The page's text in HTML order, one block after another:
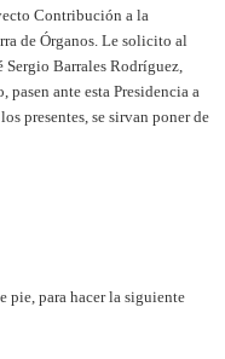
Contribución a la
de Órganos. Le solicito al
Barrales Rodríguez,
ante esta Presidencia a
presentes, se sirvan poner de
pie, para hacer la siguiente